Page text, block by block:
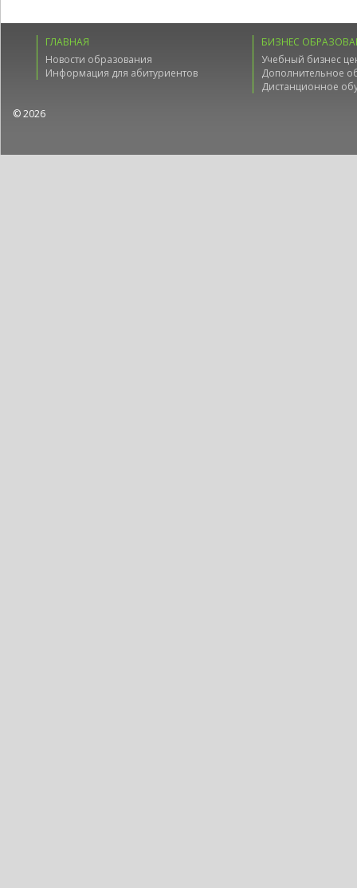
ГЛАВНАЯ
Новости образования
Информация для абитуриентов
БИЗНЕС
Учебный бизнес
Дополнительное
Дистанционное
© 2026